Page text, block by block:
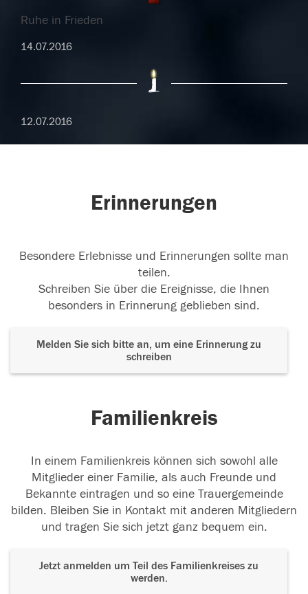
Ruhe in Frieden
14.07.2016
12.07.2016
Erinnerungen
Besondere Erlebnisse und Erinnerungen sollte man
teilen.
Schreiben Sie über die Ereignisse, die Ihnen
besonders in Erinnerung geblieben sind.
Melden Sie sich bitte an, um eine Erinnerung zu
schreiben
Familienkreis
In einem Familienkreis können sich sowohl alle
Mitglieder einer Familie, als auch Freunde und
Bekannte eintragen und so eine Trauergemeinde
bilden. Bleiben Sie in Kontakt mit anderen Mitgliedern
und tragen Sie sich jetzt ganz bequem ein.
Jetzt anmelden um Teil des Familienkreises zu
werden.